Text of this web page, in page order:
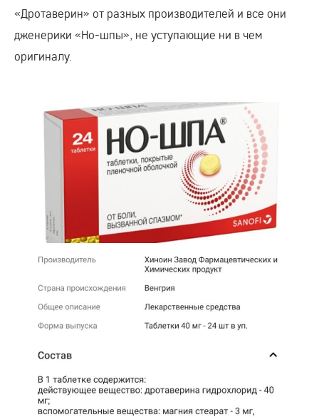
«Дротаверин» от разных производителей и все они
дженерики «Но-шпы», не уступающие ни в чем
оригиналу.